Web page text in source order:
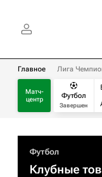
Главное Лига
Матч-
центр
Футбол
Завершен
Футбол
Клубные